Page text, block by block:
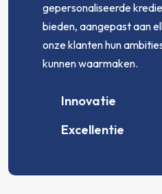
gepersonaliseerde
bieden, aangepast aan
onze klanten hun
kunnen waarmaken.
Innovatie
Excellentie